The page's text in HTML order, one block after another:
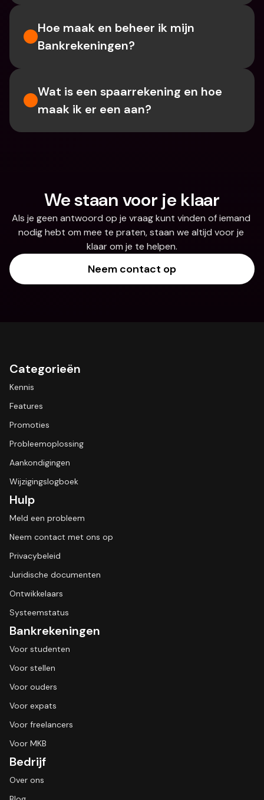
Hoe maak en beheer ik mijn
Bankrekeningen?
Wat is een spaarrekening en hoe
maak ik er een aan?
We staan voor je klaar
Als je geen antwoord op je vraag kunt vinden of iemand
nodig hebt om mee te praten, staan we altijd voor je
klaar om je te helpen.
Neem contact op
Categorieën
Kennis
Features
Promoties
Probleemoplossing
Aankondigingen
Wijzigingslogboek
Hulp
Meld een probleem
Neem contact met ons op
Privacybeleid
Juridische documenten
Ontwikkelaars
Systeemstatus
Bankrekeningen
Voor studenten
Voor stellen
Voor ouders
Voor expats
Voor freelancers
Voor MKB
Bedrijf
Over ons